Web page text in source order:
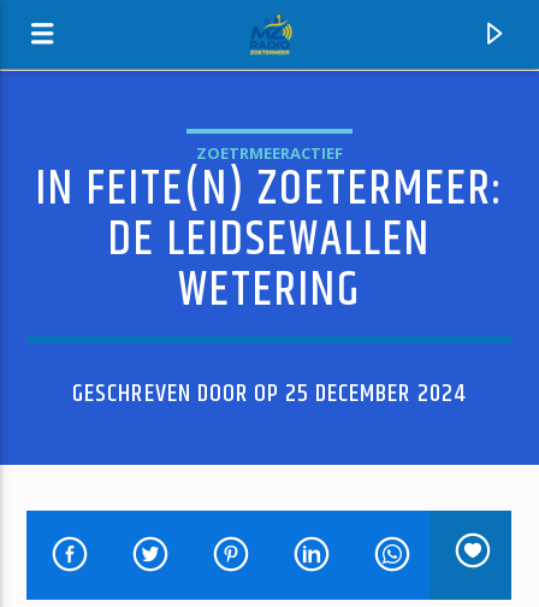
MZ-RADIO
HUIDIG NUMMER
TITEL
ARTIEST
ZOETRMEERACTIEF
IN FEITE(N) ZOETERMEER:
DE LEIDSEWALLEN
WETERING
GESCHREVEN DOOR OP 25 DECEMBER 2024